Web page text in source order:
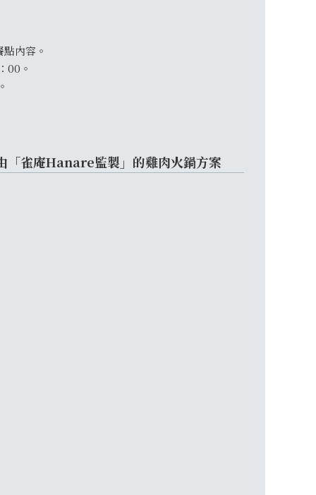
內容。
00。
「雀庵Hanare監製」的雞肉火鍋方案